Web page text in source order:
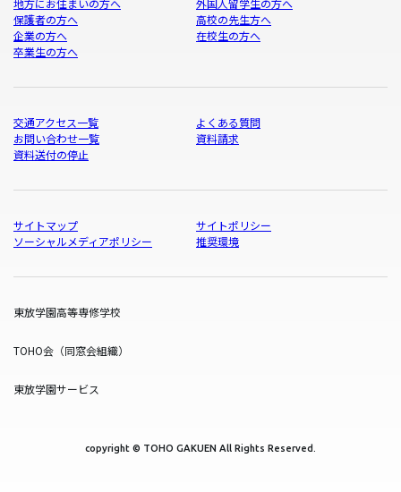
保護者の方へ
高校の先生方へ
企業の方へ
在校生の方へ
卒業生の方へ
交通アクセス一覧
よくある質問
お問い合わせ一覧
資料請求
資料送付の停止
サイトマップ
サイトポリシー
ソーシャルメディアポリシー
推奨環境
東放学園高等専修学校
TOHO会（同窓会組織）
東放学園サービス
copyright © TOHO GAKUEN All Rights Reserved.